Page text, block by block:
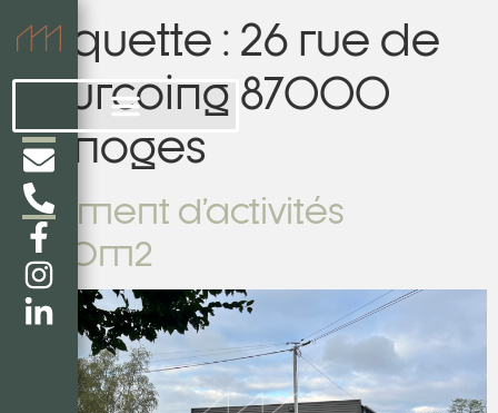
Étiquette : 26 rue de
Tourcoing 87000
Limoges
Bâtiment d’activités
1400m2